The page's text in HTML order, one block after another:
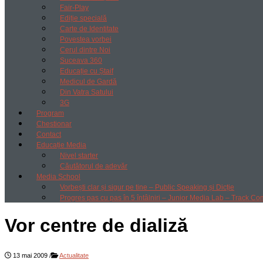
Fair-Play
Ediție specială
Carte de Identitate
Povestea vorbei
Cerul dintre Noi
Suceava 360
Educație cu Ștaif
Medicul de Gardă
Din Vatra Satului
3G
Program
Chestionar
Contact
Educație Media
Nivel starter
Căutătorul de adevăr
Media School
Vorbești clar și sigur pe tine – Public Speaking și Dicție
Progres pas cu pas în 5 întâlniri – Junior Media Lab – Track
Vor centre de dializă
13 mai 2009 / Actualitate